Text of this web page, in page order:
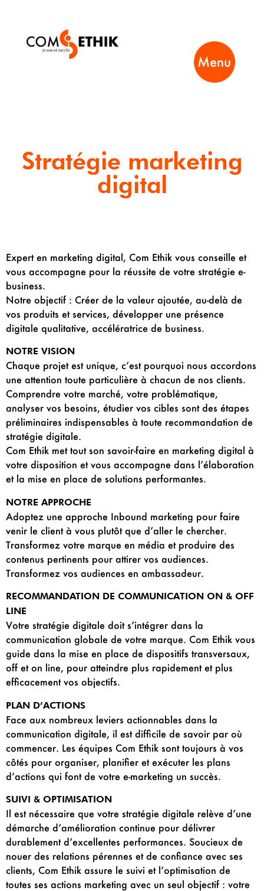
Menu
Stratégie marketing
digital
Expert en marketing digital, Com Ethik vous conseille et
vous accompagne pour la réussite de votre stratégie e-
business.
Notre objectif : Créer de la valeur ajoutée, au-delà de
vos produits et services, développer une présence
digitale qualitative, accélératrice de business.
NOTRE VISION
Chaque projet est unique, c’est pourquoi nous accordons
une attention toute particulière à chacun de nos clients.
Comprendre votre marché, votre problématique,
analyser vos besoins, étudier vos cibles sont des étapes
préliminaires indispensables à toute recommandation de
stratégie digitale.
Com Ethik met tout son savoir-faire en marketing digital à
votre disposition et vous accompagne dans l’élaboration
et la mise en place de solutions performantes.
NOTRE APPROCHE
Adoptez une approche Inbound marketing pour faire
venir le client à vous plutôt que d’aller le chercher.
Transformez votre marque en média et produire des
contenus pertinents pour attirer vos audiences.
Transformez vos audiences en ambassadeur.
RECOMMANDATION DE COMMUNICATION ON & OFF
LINE
Votre stratégie digitale doit s’intégrer dans la
communication globale de votre marque. Com Ethik vous
guide dans la mise en place de dispositifs transversaux,
off et on line, pour atteindre plus rapidement et plus
efficacement vos objectifs.
PLAN D’ACTIONS
Face aux nombreux leviers actionnables dans la
communication digitale, il est difficile de savoir par où
commencer. Les équipes Com Ethik sont toujours à vos
côtés pour organiser, planifier et exécuter les plans
d’actions qui font de votre e-marketing un succès.
SUIVI & OPTIMISATION
Il est nécessaire que votre stratégie digitale relève d’une
démarche d’amélioration continue pour délivrer
durablement d’excellentes performances. Soucieux de
nouer des relations pérennes et de confiance avec ses
clients, Com Ethik assure le suivi et l’optimisation de
toutes ses actions marketing avec un seul objectif : votre